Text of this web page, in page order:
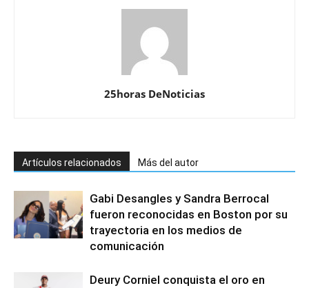
25horas DeNoticias
Artículos relacionados Más del autor
Gabi Desangles y Sandra Berrocal
fueron reconocidas en Boston por su
trayectoria en los medios de
comunicación
Deury Corniel conquista el oro en